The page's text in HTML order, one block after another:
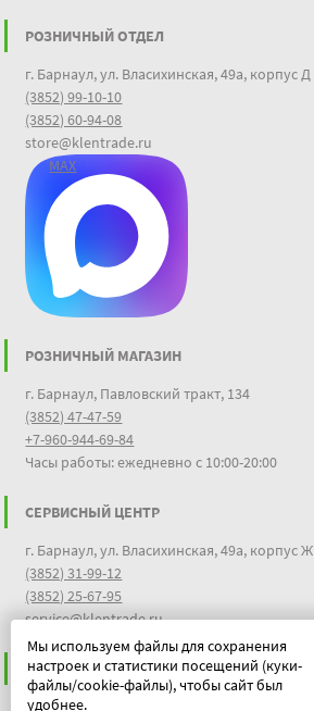
Мы используем файлы для сохранения
настроек и статистики посещений (куки-
файлы/cookie-файлы), чтобы сайт был
удобнее.
РОЗНИЧНЫЙ ОТДЕЛ
г. Барнаул, ул. Власихинская, 49а, корпус Д
(3852) 99-10-10
(3852) 60-94-08
store@klentrade.ru
MAX
РОЗНИЧНЫЙ МАГАЗИН
г. Барнаул, Павловский тракт, 134
(3852) 47-47-59
+7-960-944-69-84
Часы работы: ежедневно с 10:00-20:00
СЕРВИСНЫЙ ЦЕНТР
г. Барнаул, ул. Власихинская, 49а, корпус Ж
(3852) 31-99-12
(3852) 25-67-95
service@klentrade.ru
ИНФОРМАЦИЯ
Пользовательское соглашение